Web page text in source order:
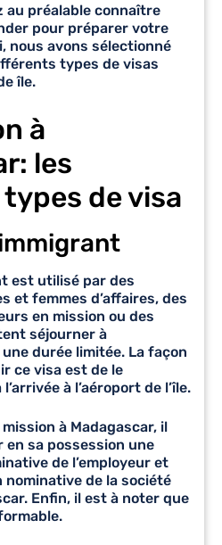
au préalable connaître
pour préparer votre
nous avons sélectionné
types de visas
île.
à
les
de visa
est utilisé par des
et femmes d’affaires, des
en mission ou des
séjourner à
durée limitée. La façon
ce visa est de le
à l’aéroport de l’île.
à Madagascar, il
en sa possession une
de l’employeur et
de la société
Enfin, il est à noter que